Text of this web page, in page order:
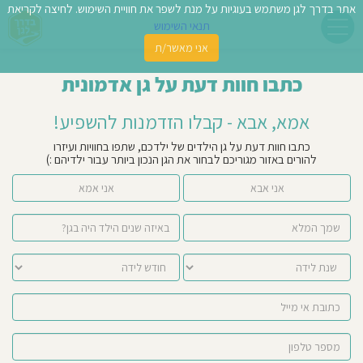
כתבו חוות דעת על גן אדמונית
אמא, אבא - קבלו הזדמנות להשפיע!
כתבו חוות דעת על גן הילדים של ילדכם, שתפו בחוויות ועיזרו
להורים באזור מגוריכם לבחור את הגן הנכון ביותר עבור ילדיהם :)
אני אמא אני אבא
אתר בדרך לגן משתמש בעוגיות על מנת לשפר את חוויית השימוש. לחיצה לקריאת
תנאי השימוש
אני מאשר/ת